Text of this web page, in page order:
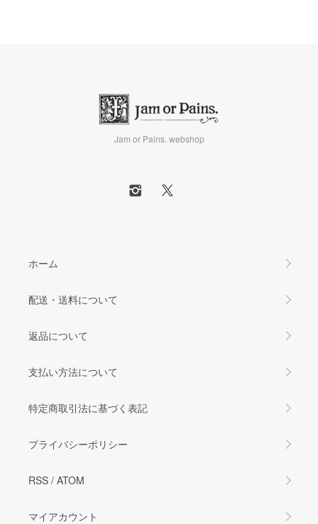
Jam or Pains. webshop
ホーム
配送・送料について
返品について
支払い方法について
特定商取引法に基づく表記
プライバシーポリシー
RSS / ATOM
マイアカウント